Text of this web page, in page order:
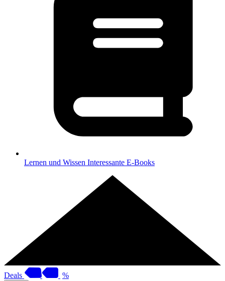
Lernen und Wissen Interessante E-Books
Deals %